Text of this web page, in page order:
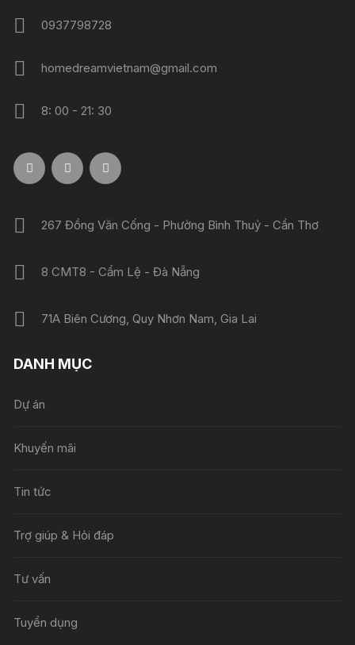
0937798728
homedreamvietnam@gmail.com
8: 00 - 21: 30
267 Đồng Văn Cống - Phường Bình Thuỷ - Cần Thơ
8 CMT8 - Cẩm Lệ - Đà Nẵng
71A Biên Cương, Quy Nhơn Nam, Gia Lai
DANH MỤC
Dự án
Khuyến mãi
Tin tức
Trợ giúp & Hỏi đáp
Tư vấn
Tuyển dụng